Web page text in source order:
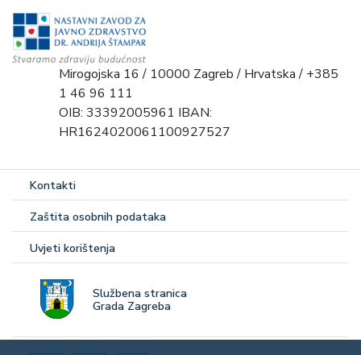
Mirogojska 16 / 10000 Zagreb / Hrvatska / +385
1 46 96 111
OIB: 33392005961 IBAN:
HR1624020061100927527
Kontakti
Zaštita osobnih podataka
Uvjeti korištenja
Službena stranica
Grada Zagreba